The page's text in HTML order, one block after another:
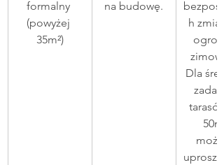
formalny
(powyżej
35m²)
na budowę.
h
Dla
tarasów